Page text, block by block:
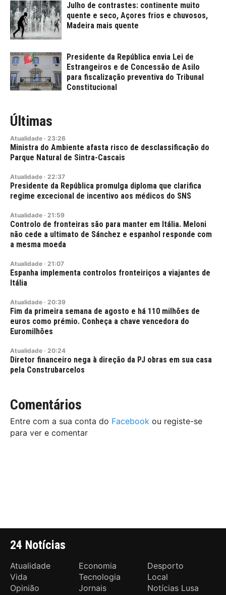
Julho de contrastes: continente muito
quente e seco, Açores frios e chuvosos,
Madeira mais quente
Presidente da República envia Lei de
Estrangeiros e de Concessão de Asilo
para fiscalização preventiva do Tribunal
Constitucional
Últimas
Atualidade · 23:26
Ministra do Ambiente afasta risco de desclassificação do
Parque Natural de Sintra-Cascais
Atualidade · 22:37
Presidente da República promulga diploma que clarifica
regime excecional de incentivo aos médicos do SNS
Atualidade · 21:59
Controlo de fronteiras são para manter em Itália. Meloni
não cede a ultimato de Sánchez e espanhol responde com
a mesma moeda
Atualidade · 21:07
Espanha implementa controlos fronteiriços a viajantes de
Itália
Atualidade · 20:39
Fim da primeira semana de agosto e há 110 milhões de
euros como prémio. Conheça a chave vencedora do
Euromilhões
Atualidade · 20:24
Diretor financeiro nega à direção da PJ obras em sua casa
pela Construbarcelos
Comentários
Entre com a sua conta do Facebook ou registe-se
para ver e comentar
24 Notícias
Atualidade Economia
Desporto
Vida
Tecnologia
Local
Opinião
Jornais Notícias Lusa